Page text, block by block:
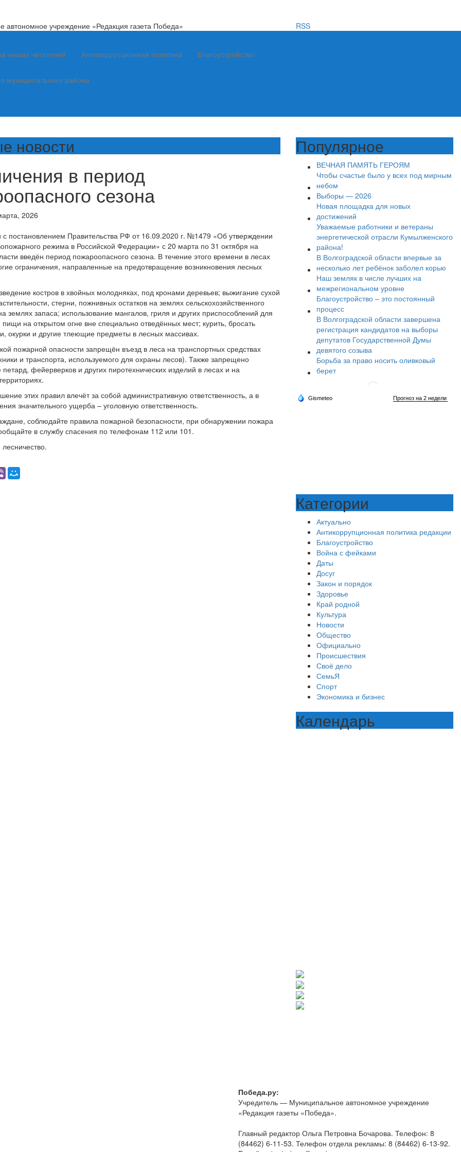
автономное учреждение «Редакция газета Победа»
RSS
наших читателей Антикоррупционная политика Благоустройство
муниципального района
новости
в период
сезона
2026
с постановлением Правительства РФ от 16.09.2020 г. №1479 «Об утверждении
режима в Российской Федерации» с 20 марта по 31 октября на
введён период пожароопасного сезона. В течение этого времени в лесах
ограничения, направленные на предотвращение возникновения лесных
костров в хвойных молодняках, под кронами деревьев; выжигание сухой
стерни, пожнивных остатков на землях сельскохозяйственного
землях запаса; использование мангалов, гриля и других приспособлений для
пищи на открытом огне вне специально отведённых мест; курить, бросать
окурки и другие тлеющие предметы в лесных массивах.
пожарной опасности запрещён въезд в леса на транспортных средствах
и транспорта, используемого для охраны лесов). Также запрещено
петард, фейерверков и других пиротехнических изделий в лесах и на
этих правил влечёт за собой административную ответственность, а в
значительного ущерба – уголовную ответственность.
соблюдайте правила пожарной безопасности, при обнаружении пожара
в службу спасения по телефонам 112 или 101.
Популярное
ВЕЧНАЯ ПАМЯТЬ ГЕРОЯМ
Чтобы счастье было у всех под мирным
небом
Выборы — 2026
Новая площадка для новых
достижений
Уважаемые работники и ветераны
энергетической отрасли Кумылженского
района!
В Волгоградской области впервые за
несколько лет ребёнок заболел корью
Наш земляк в числе лучших на
межрегиональном уровне
Благоустройство – это постоянный
процесс
В Волгоградской области завершена
регистрация кандидатов на выборы
депутатов Государственной Думы
девятого созыва
Борьба за право носить оливковый
берет
Категории
Актуально
Антикоррупционная политика редакции
Благоустройство
Война с фейками
Даты
Досуг
Закон и порядок
Здоровье
Край родной
Культура
Новости
Общество
Официально
Происшествия
Своё дело
СемьЯ
Спорт
Экономика и бизнес
Календарь
Победа.ру:
Учредитель — Муниципальное автономное учреждение
«Редакция газеты «Победа».
Главный редактор Ольга Петровна Бочарова. Телефон: 8
(84462) 6-11-53. Телефон отдела рекламы: 8 (84462) 6-13-92.